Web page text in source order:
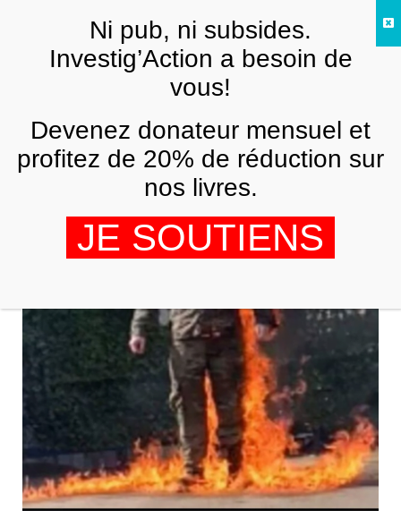
FRNi pub, ni subsides.
Investig’Action a besoin de
vous!
Devenez donateur mensuel et
profitez de 20% de réduction sur
nos livres.
JE SOUTIENS